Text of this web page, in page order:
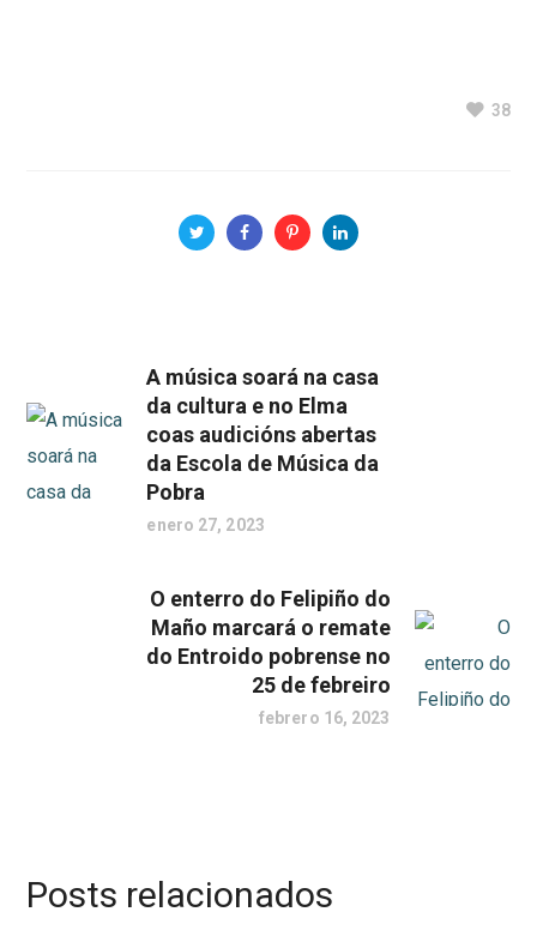
38
A música soará na casa
da cultura e no Elma
coas audicións abertas
da Escola de Música da
Pobra
enero 27, 2023
O enterro do Felipiño do
Maño marcará o remate
do Entroido pobrense no
25 de febreiro
febrero 16, 2023
Posts relacionados